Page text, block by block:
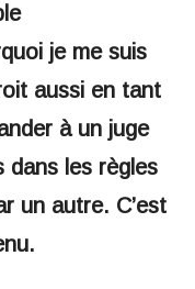
je me suis
aussi en tant
à un juge
dans les règles
un autre. C’est